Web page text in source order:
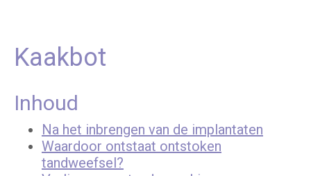
Kaakbot
Inhoud
Na het inbrengen van de implantaten
Waardoor ontstaat ontstoken
tandweefsel?